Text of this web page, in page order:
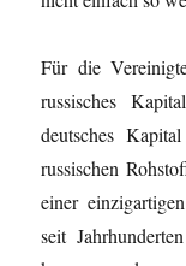
Für die
russisches
deutsches
russischen
einer
seit